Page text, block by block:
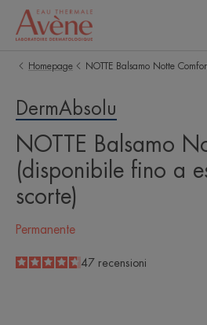
Homepage NOTTE Balsamo Notte
DermAbsolu
NOTTE Balsamo
(disponibile fino a
scorte)
Permanente
4.7
/5
47 recensioni